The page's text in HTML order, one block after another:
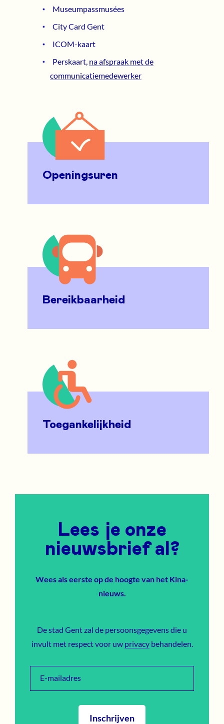
Museumpassmusées
City Card Gent
ICOM-kaart
Perskaart, na afspraak met de
communicatiemedewerker
Openingsuren
Bereikbaarheid
Toegankelijkheid
Lees je onze
nieuwsbrief al?
Wees als eerste op de hoogte van het Kina-
nieuws.
De stad Gent zal de persoonsgegevens die u
invult met respect voor uw privacybehandelen.
E-mailadres
Inschrijven